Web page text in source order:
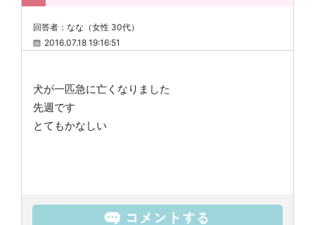
回答者：なな（女性 30代）
2016.07.18 19:16:51
犬が一匹急に亡くなりました
先週です
とてもかなしい